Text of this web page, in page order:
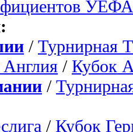
УЕФА
/ Турнирная
/ Кубок
/
/ Кубок